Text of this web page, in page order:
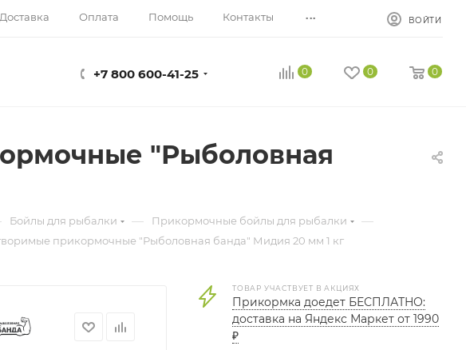
Доставка Оплата Помощь Контакты ... ВОЙТИ
+7 800 600-41-25 0 0 0
"Рыболовная
Бойлы для рыбалки — Прикормочные бойлы для рыбалки —
прикормочные "Рыболовная банда" Мидия 20 мм 1 кг
ТОВАР УЧАСТВУЕТ В АКЦИЯХ
Прикормка доедет БЕСПЛАТНО:
доставка на Яндекс Маркет от 1990
₽